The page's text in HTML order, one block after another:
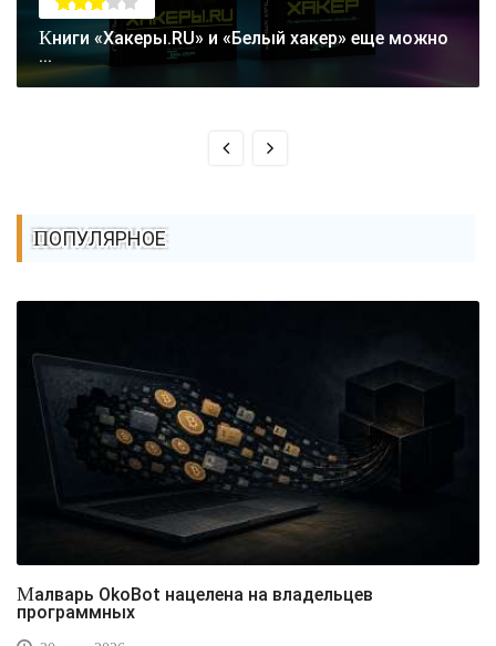
Книги «Хакеры.RU» и «Белый хакер» еще можно
...
ПОПУЛЯРНОЕ
Малварь OkoBot нацелена на владельцев
программных